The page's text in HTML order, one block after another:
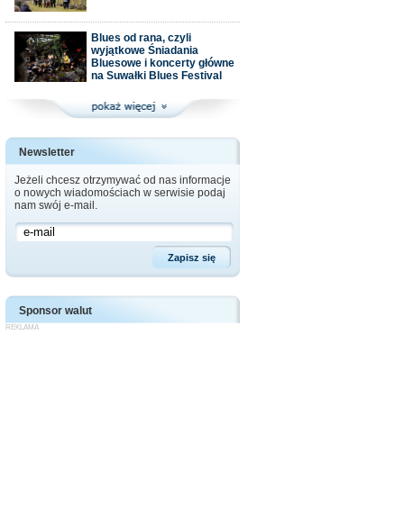
Blues od rana, czyli
wyjątkowe Śniadania
Bluesowe i koncerty główne
na Suwałki Blues Festival
Newsletter
Jeżeli chcesz otrzymywać od nas informacje
o nowych wiadomościach w serwisie podaj
nam swój e-mail.
Sponsor walut